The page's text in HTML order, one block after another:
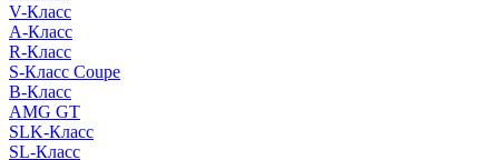
V-Класс
A-Класс
R-Класс
S-Класс Сoupe
B-Класс
AMG GT
SLK-Класс
SL-Класс